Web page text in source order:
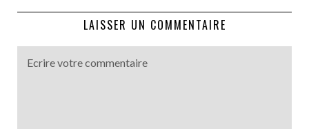
LAISSER UN COMMENTAIRE